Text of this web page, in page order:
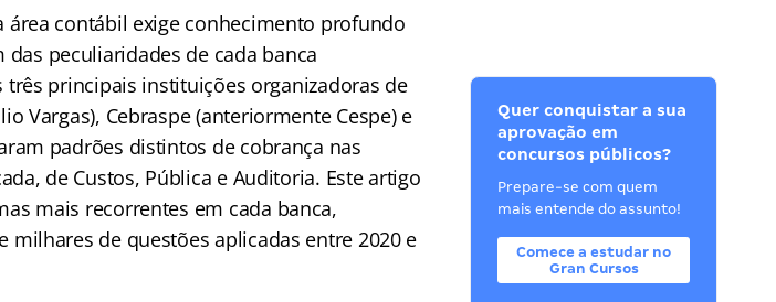
contábil exige conhecimento profundo
peculiaridades de cada banca
principais instituições organizadoras de
Vargas), Cebraspe (anteriormente Cespe) e
padrões distintos de cobrança nas
de Custos, Pública e Auditoria. Este artigo
mais recorrentes em cada banca,
de questões aplicadas entre 2020 e
Quer conquistar a sua
aprovação em
concursos públicos?
Prepare-se com quem
mais entende do assunto!
Comece a estudar no
Gran Cursos